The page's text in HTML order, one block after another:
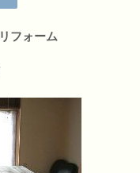
フォーム